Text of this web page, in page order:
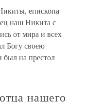
епископа
наш Никита с
от мира и всех
Богу своею
был на престол
нашего